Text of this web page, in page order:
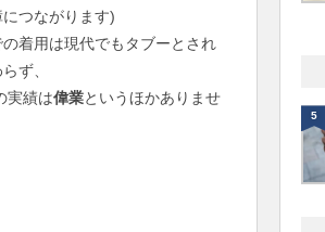
つながります)
着用は現代でもタブーとされ
ず、
実績は偉業というほかありませ
5